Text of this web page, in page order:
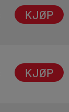
KJØP
KJØP